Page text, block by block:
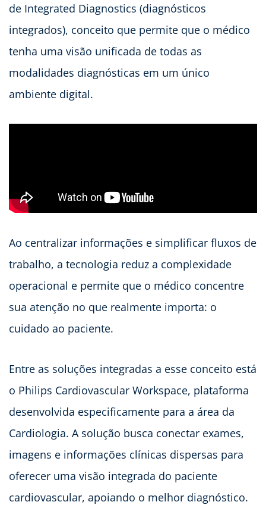
de Integrated Diagnostics (diagnósticos
integrados), conceito que permite que o médico
tenha uma visão unificada de todas as
modalidades diagnósticas em um único
ambiente digital.
Ao centralizar informações e simplificar fluxos de
trabalho, a tecnologia reduz a complexidade
operacional e permite que o médico concentre
sua atenção no que realmente importa: o
cuidado ao paciente.
Entre as soluções integradas a esse conceito está
o Philips Cardiovascular Workspace, plataforma
desenvolvida especificamente para a área da
Cardiologia. A solução busca conectar exames,
imagens e informações clínicas dispersas para
oferecer uma visão integrada do paciente
cardiovascular, apoiando o melhor diagnóstico.